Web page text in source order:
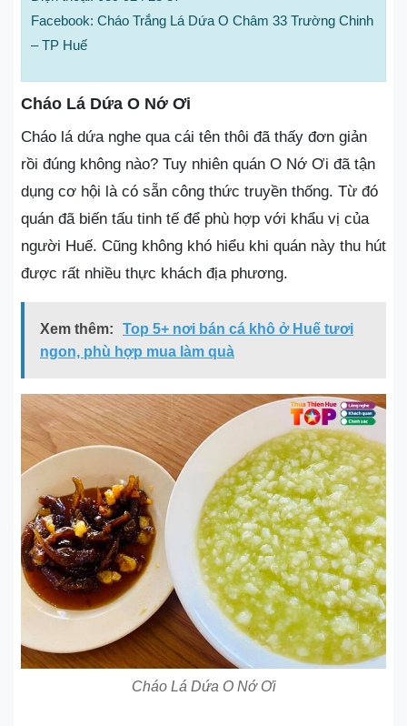
Facebook: Cháo Trắng Lá Dứa O Châm 33 Trường Chinh
– TP Huế
Cháo Lá Dứa O Nớ Ơi
Cháo lá dứa nghe qua cái tên thôi đã thấy đơn giản
rồi đúng không nào? Tuy nhiên quán O Nớ Ơi đã tận
dụng cơ hội là có sẵn công thức truyền thống. Từ đó
quán đã biến tấu tinh tế để phù hợp với khẩu vị của
người Huế. Cũng không khó hiểu khi quán này thu hút
được rất nhiều thực khách địa phương.
Xem thêm:
Top 5+ nơi bán cá khô ở Huế tươi
ngon, phù hợp mua làm quà
Cháo Lá Dứa O Nớ Ơi